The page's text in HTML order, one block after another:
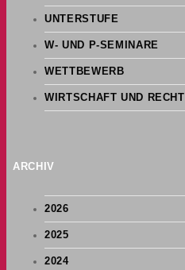
UNTERSTUFE
W- UND P-SEMINARE
WETTBEWERB
WIRTSCHAFT UND RECHT
ARCHIV
2026
2025
2024